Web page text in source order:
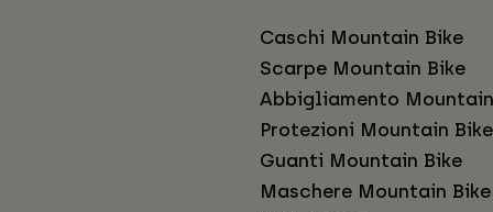
Caschi Mountain Bike
Scarpe Mountain Bike
Abbigliamento
Protezioni Mountain Bike
Guanti Mountain Bike
Maschere Mountain Bike